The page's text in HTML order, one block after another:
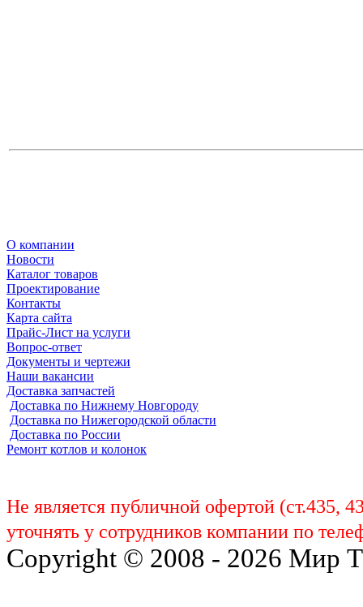
О компании
Новости
Каталог товаров
Проектирование
Контакты
Карта сайта
Прайс-Лист на услуги
Вопрос-ответ
Документы и чертежи
Наши вакансии
Доставка запчастей
Доставка по Нижнему Новгороду
Доставка по Нижегородской области
Доставка по России
Ремонт котлов и колонок
Не является публичной офертой (ст.435,
уточнять у сотрудников компании по
Copyright © 2008 - 2026 Мир